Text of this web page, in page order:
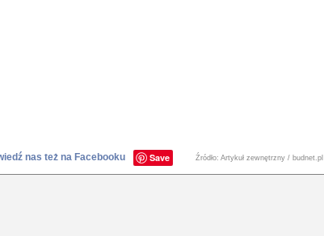
nas też na Facebooku Save Źródło: Artykuł zewnętrzny / budnet.pl